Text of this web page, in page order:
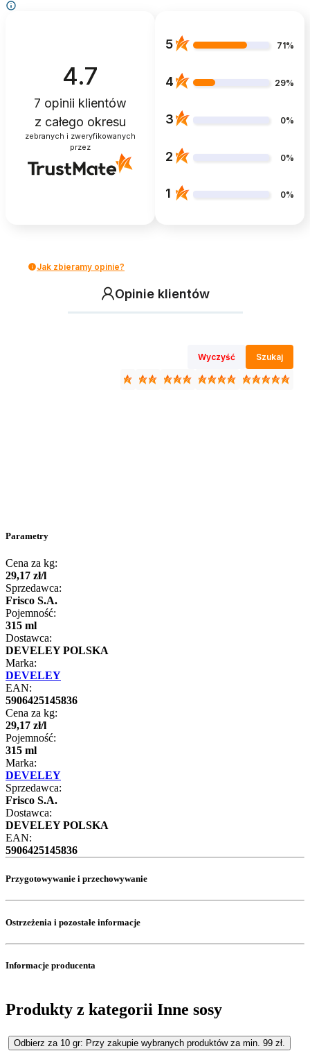
4.7
7 opinii klientów
z całego okresu
zebranych i zweryfikowanych
przez
5 71%
4 29%
3 0%
2 0%
1 0%
Jak zbieramy opinie?
Opinie klientów
Wyczyść Szukaj
Parametry
Cena za kg:
29,17 zł/l
Sprzedawca:
Frisco S.A.
Pojemność:
315 ml
Dostawca:
DEVELEY POLSKA
Marka:
DEVELEY
EAN:
5906425145836
Cena za kg:
29,17 zł/l
Pojemność:
315 ml
Marka:
DEVELEY
Sprzedawca:
Frisco S.A.
Dostawca:
DEVELEY POLSKA
EAN:
5906425145836
Przygotowywanie i przechowywanie
Ostrzeżenia i pozostałe informacje
Informacje producenta
Produkty z kategorii Inne sosy
Odbierz za 10 gr: Przy zakupie wybranych produktów za min. 99 zł.